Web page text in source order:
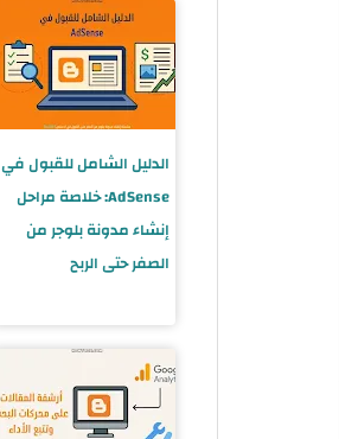
الدليل الشامل للقبول في
AdSense: خلاصة مراحل
إنشاء مدونة بلوجر من
الصفر حتى الربح